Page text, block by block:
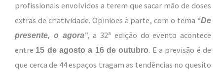
profissionais envolvidos a terem que sacar mão de doses
extras de criatividade. Opiniões à parte, com o tema “De
presente, o agora”, a 32ª edição do evento acontece
entre 15 de agosto a 16 de outubro. E a previsão é de
que cerca de 44 espaços tragam as tendências no quesito